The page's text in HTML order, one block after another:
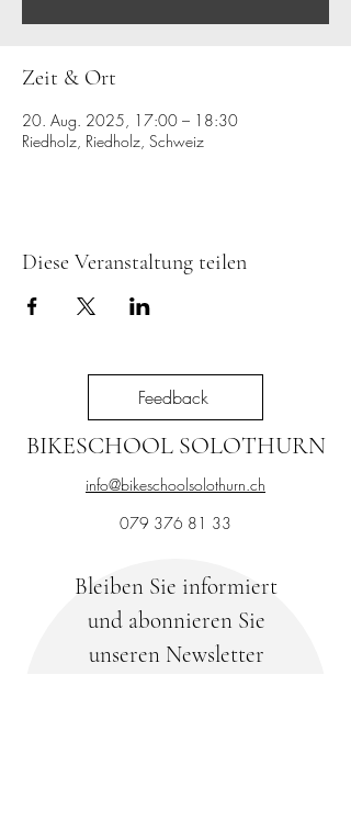
Zeit & Ort
20. Aug. 2025, 17:00 – 18:30
Riedholz, Riedholz, Schweiz
Diese Veranstaltung teilen
Feedback
BIKESCHOOL SOLOTHURN
info@bikeschoolsolothurn.ch
079 376 81 33
Bleiben Sie informiert
und abonnieren Sie
unseren Newsletter